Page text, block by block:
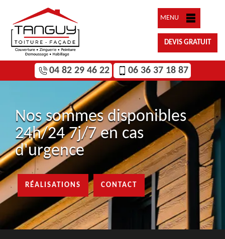
MENU
DEVIS GRATUIT
04 82 29 46 22 06 36 37 18 87
Nos sommes disponibles
24h/24 7j/7 en cas
d'urgence
RÉALISATIONS CONTACT